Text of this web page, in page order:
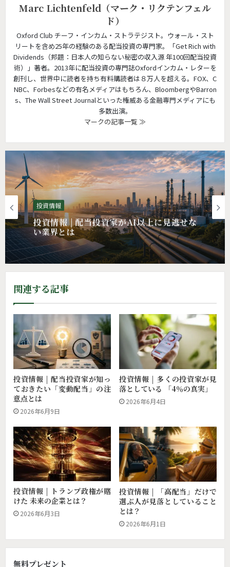
Marc Lichtenfeld（マーク・リクテンフェル
ド）
Oxford Club チーフ・インカム・ストラテジスト。ウォール・スト
リートを含め25年の経験のある配当投資の専門家。「Get Rich with
Dividends（邦題：日本人の知らない秘密の収入源 年100回配当投資
術）」著者。2013年に配当投資の専門誌Oxfordインカム・レターを
創刊し、世界中に読者を持ち有料購読者は８万人を超える。FOX、C
NBC、Forbesなどの有名メディアはもちろん、BloombergやBarron
s、The Wall Street Journalといった権威ある金融専門メディアにも
多数出演。
マークの記事一覧 ≫
投資情報
投資情報 | 配当投資家がAI以上に見逃せな
い業界とは
トレンド投資
投資情報 | アンソロピックが、スペースXに
年間2兆円払うワケ
関連する記事
投資情報 | 配当投資家が知っ
ておきたい「変動配当」の注
意点とは
2026年6月9日
投資情報 | 多くの投資家が見
落としている 「4％の真実」
2026年6月4日
投資情報 | トランプ政権が賭
けた 未来の企業とは？
2026年6月3日
投資情報 | 「高配当」だけで
選ぶ人が見落としていること
とは？
2026年6月1日
無料プレゼント